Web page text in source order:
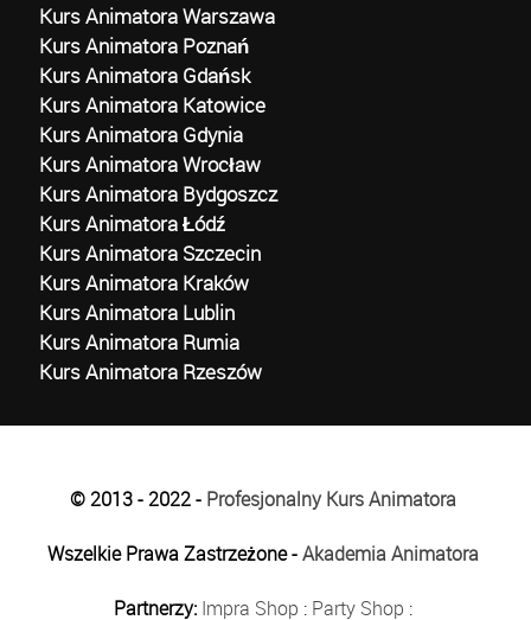
Kurs Animatora Warszawa
Kurs Animatora Poznań
Kurs Animatora Gdańsk
Kurs Animatora Katowice
Kurs Animatora Gdynia
Kurs Animatora Wrocław
Kurs Animatora Bydgoszcz
Kurs Animatora Łódź
Kurs Animatora Szczecin
Kurs Animatora Kraków
Kurs Animatora Lublin
Kurs Animatora Rumia
Kurs Animatora Rzeszów
© 2013 - 2022 - Profesjonalny Kurs Animatora
Wszelkie Prawa Zastrzeżone -Akademia Animatora
Partnerzy: Impra Shop : Party Shop :